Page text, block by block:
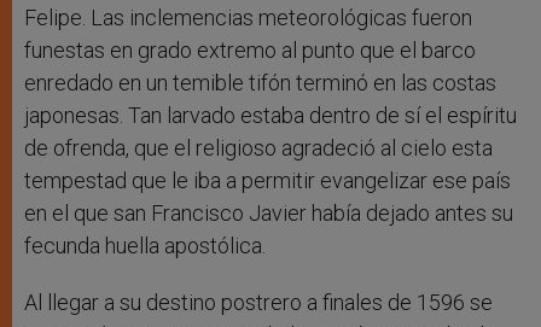
Felipe. Las inclemencias meteorológicas fueron
funestas en grado extremo al punto que el barco
enredado en un temible tifón terminó en las costas
japonesas. Tan larvado estaba dentro de sí el espíritu
de ofrenda, que el religioso agradeció al cielo esta
tempestad que le iba a permitir evangelizar ese país
en el que san Francisco Javier había dejado antes su
fecunda huella apostólica.
Al llegar a su destino postrero a finales de 1596 se